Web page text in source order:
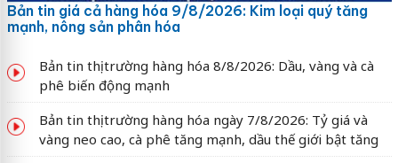
Bản tin giá cả hàng hóa 9/8/2026: Kim loại quý tăng
mạnh, nông sản phân hóa
Bản tin thị trường hàng hóa 8/8/2026: Dầu, vàng và cà
phê biến động mạnh
Bản tin thị trường hàng hóa ngày 7/8/2026: Tỷ giá và
vàng neo cao, cà phê tăng mạnh, dầu thế giới bật tăng